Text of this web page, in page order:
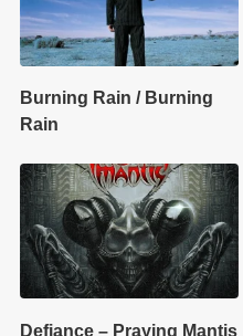
Burning Rain / Burning
Rain
Defiance – Praying Mantis